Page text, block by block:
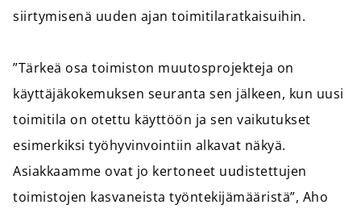
siirtymisenä uuden ajan toimitilaratkaisuihin.
”Tärkeä osa toimiston muutosprojekteja on
käyttäjäkokemuksen seuranta sen jälkeen, kun uusi
toimitila on otettu käyttöön ja sen vaikutukset
esimerkiksi työhyvinvointiin alkavat näkyä.
Asiakkaamme ovat jo kertoneet uudistettujen
toimistojen kasvaneista työntekijämääristä”, Aho